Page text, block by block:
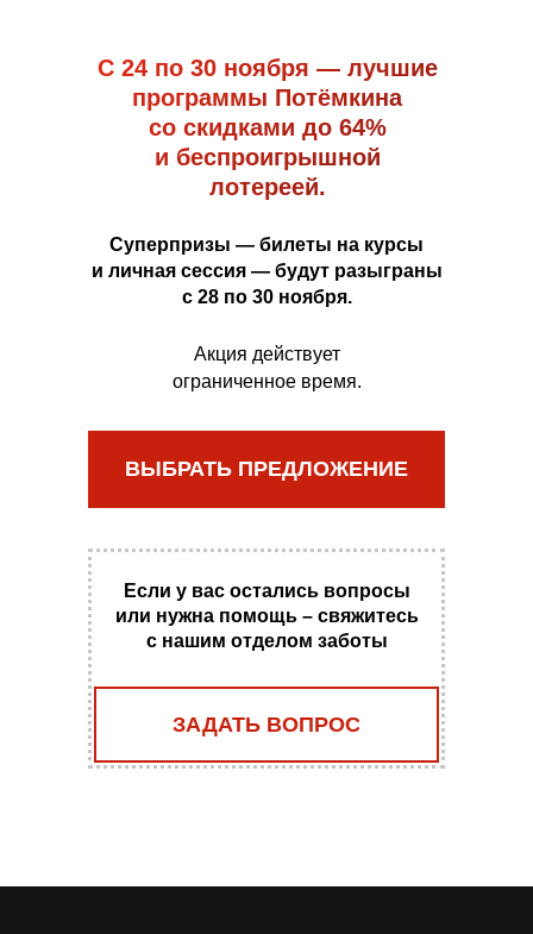
Акция действует
ограниченное время.
С 24 по 30 ноября — лучшие
программы Потёмкина
со скидками до 64%
и беспроигрышной
лотереей.
ВЫБРАТЬ ПРЕДЛОЖЕНИЕ
Суперпризы — билеты на курсы
и личная сессия — будут разыграны
с 28 по 30 ноября.
ЗАДАТЬ ВОПРОС
Если у вас остались вопросы
или нужна помощь – свяжитесь
с нашим отделом заботы